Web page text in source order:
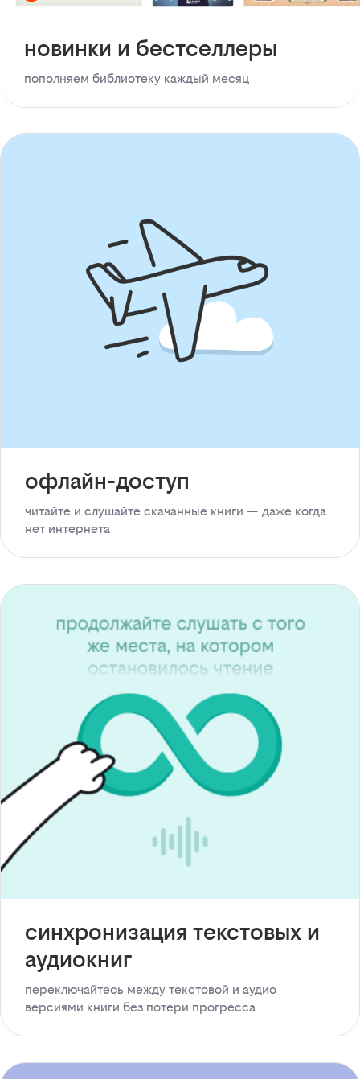
новинки и бестселлеры
пополняем библиотеку каждый месяц
офлайн-доступ
читайте и слушайте скачанные книги — даже когда
нет интернета
синхронизация текстовых и
аудиокниг
переключайтесь между текстовой и аудио
версиями книги без потери прогресса